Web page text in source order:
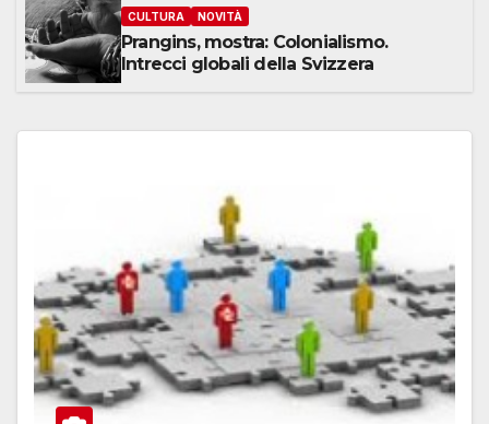
CULTURA NOVITÀ
Prangins, mostra: Colonialismo.
Intrecci globali della Svizzera